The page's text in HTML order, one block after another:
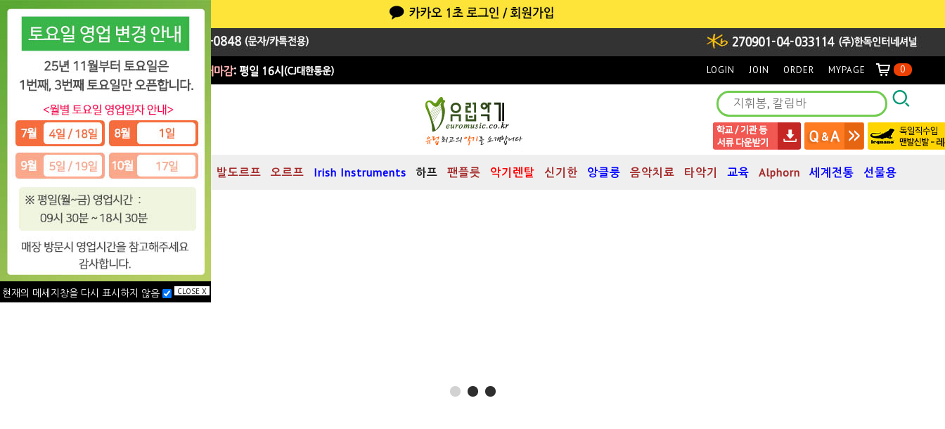
LOGIN JOIN ORDER MYPAGE 0
지휘봉 대박 Sale 차임 발도르프 오르프 Irish Instruments 하프 팬플릇 악기렌탈 신기한 앙클룽 음악치료 타악기 교육 Alphorn 세계전통 선물용
현재의 메세지창을 다시 표시하지 않음 CLOSE X